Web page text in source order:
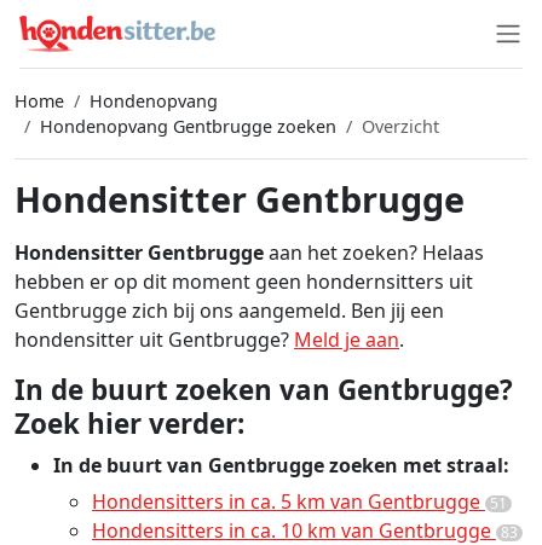
Home
Hondenopvang
Hondenopvang Gentbrugge zoeken
Overzicht
Hondensitter Gentbrugge
Hondensitter Gentbruggeaan het zoeken? Helaas
hebben er op dit moment geen hondernsitters uit
Gentbrugge zich bij ons aangemeld. Ben jij een
hondensitter uit Gentbrugge? Meld je aan.
In de buurt zoeken van Gentbrugge?
Zoek hier verder:
In de buurt van Gentbrugge zoeken met straal:
Hondensitters in ca. 5 km van Gentbrugge 51
Hondensitters in ca. 10 km van Gentbrugge 83